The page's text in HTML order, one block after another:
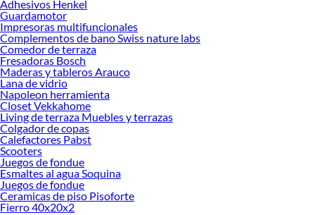
¡Visítanos y haz tus ideas realidad!
Adhesivos Henkel
Guardamotor
Impresoras multifuncionales
Complementos de bano Swiss nature labs
Comedor de terraza
Fresadoras Bosch
Maderas y tableros Arauco
Lana de vidrio
Napoleon herramienta
Closet Vekkahome
Living de terraza Muebles y terrazas
Colgador de copas
Calefactores Pabst
Scooters
Juegos de fondue
Esmaltes al agua Soquina
Juegos de fondue
Ceramicas de piso Pisoforte
Fierro 40x20x2